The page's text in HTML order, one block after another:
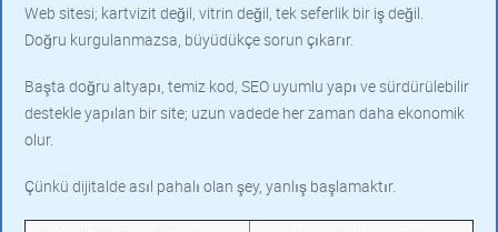
Web sitesi; kartvizit değil, vitrin değil, tek seferlik bir iş değil.
Doğru kurgulanmazsa, büyüdükçe sorun çıkarır.
Başta doğru altyapı, temiz kod, SEO uyumlu yapı ve sürdürülebilir
destekle yapılan bir site; uzun vadede her zaman daha ekonomik
olur.
Çünkü dijitalde asıl pahalı olan şey, yanlış başlamaktır.